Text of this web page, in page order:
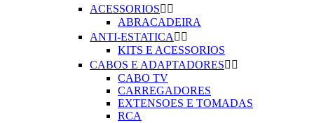
ACESSORIOS 
ABRACADEIRA
ANTI-ESTATICA  
KITS E ACESSORIOS
CABOS E ADAPTADORES 
CABO TV
CARREGADORES
EXTENSOES E TOMADAS
RCA